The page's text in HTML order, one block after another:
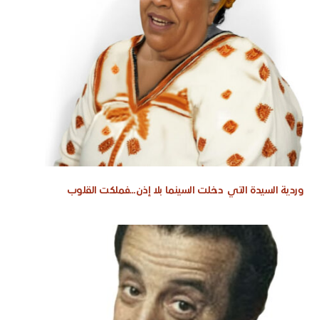
وردية السيدة التي دخلت السينما بلا إذن…فملكت القلوب